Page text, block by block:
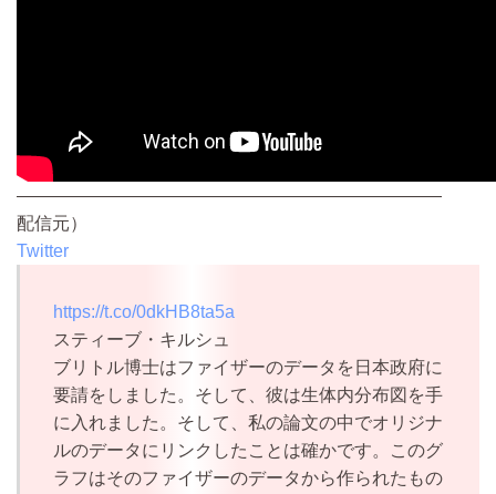
————————————————————————
配信元）
Twitter
https://t.co/0dkHB8ta5a
スティーブ・キルシュ
ブリトル博士はファイザーのデータを日本政府に
要請をしました。そして、彼は生体内分布図を手
に入れました。そして、私の論文の中でオリジナ
ルのデータにリンクしたことは確かです。このグ
ラフはそのファイザーのデータから作られたもの